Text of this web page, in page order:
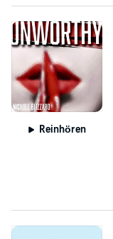
Reinhören